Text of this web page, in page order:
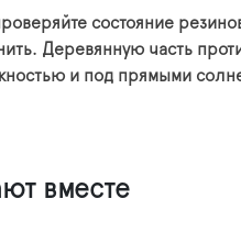
состояние
Деревянную часть
и под прямыми
вместе